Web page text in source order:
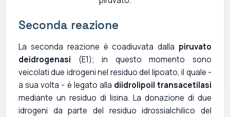
Seconda reazione
La seconda reazione è coadiuvata dalla piruvato
deidrogenasi (E1); in questo momento sono
veicolati due idrogeni nel residuo del lipoato, il quale -
a sua volta - è legato alla diidrolipoil transacetilasi
mediante un residuo di lisina. La donazione di due
idrogeni da parte del residuo idrossialchilico del